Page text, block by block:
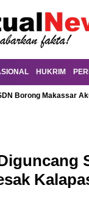
HUKRIM
Borong Makassar